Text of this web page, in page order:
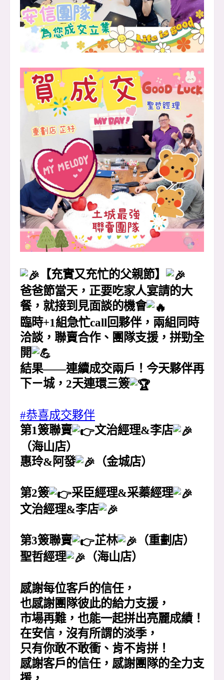
【充實又充忙的父親節】
爸爸節當天，正要吃家人宴請的大
餐，就接到見面談的機會
臨時+1組急忙call回夥伴，兩組同時
洽談，聯賣合作、團隊支援，拼勁全
開
結果——連續成交兩戶！今天夥伴再
下ㄧ城，2天連環三簽
#恭喜成交夥伴
第1簽聯賣
文治經理&李店
（海山店）
惠玲&阿發
（金城店）
第2簽
采臣經理&采蓁經理
文治經理&李店
第3簽聯賣 芷林
（重劃店）
聖哲經理
（海山店）
感謝每位客戶的信任，
也感謝團隊彼此的給力支援，
市場再難，也能一起拼出亮麗成績！
在安信，沒有所謂的淡季，
只有你敢不敢衝、肯不肯拼！
感謝客戶的信任，感謝團隊的全力支